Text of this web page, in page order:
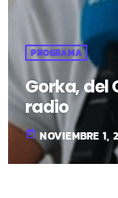
PROGRAMA
Gorka, del
radio
today NOVIEMBRE 1,